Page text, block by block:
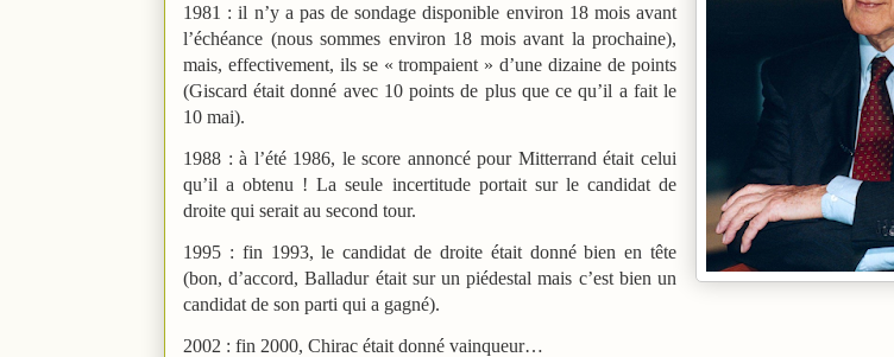
1981 : il n’y a pas de sondage disponible environ 18 mois avant
l’échéance (nous sommes environ 18 mois avant la prochaine),
mais, effectivement, ils se « trompaient » d’une dizaine de points
(Giscard était donné avec 10 points de plus que ce qu’il a fait le
10 mai).
1988 :à l’été 1986, le score annoncé pour Mitterrand était celui
qu’il a obtenu ! La seule incertitude portait sur le candidat de
droite qui serait au second tour.
1995 : fin 1993, le candidat de droite était donné bien en tête
(bon, d’accord, Balladur était sur un piédestal mais c’est bien un
candidat de son parti qui a gagné).
2002 : fin 2000, Chirac était donné vainqueur…